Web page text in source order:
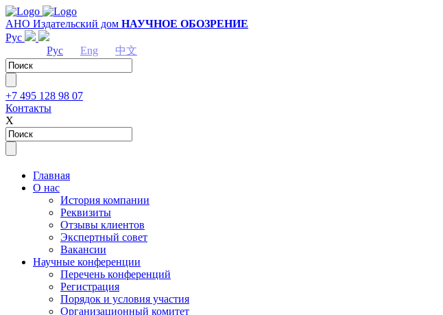
АНО Издательский дом НАУЧНОЕ ОБОЗРЕНИЕ
Рус
Рус
Eng 中文
+7 495 128 98 07
Контакты
Х
Главная
О нас
История компании
Реквизиты
Отзывы клиентов
Экспертный совет
Вакансии
Научные конференции
Перечень конференций
Регистрация
Порядок и условия участия
Организационный комитет